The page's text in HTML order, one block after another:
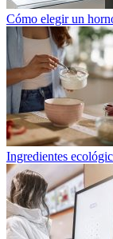
Cómo elegir un
Ingredientes